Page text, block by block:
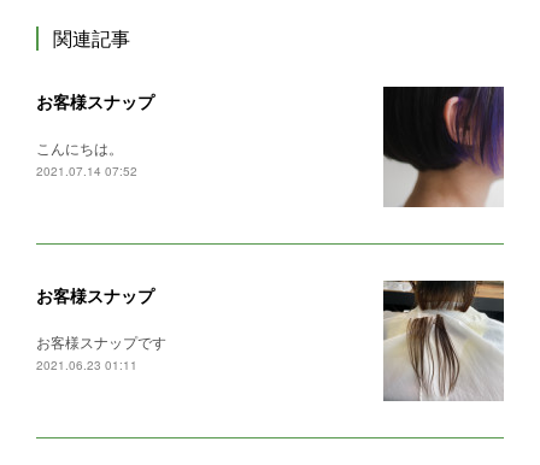
関連記事
お客様スナップ
こんにちは。
2021.07.14 07:52
お客様スナップ
お客様スナップです
2021.06.23 01:11